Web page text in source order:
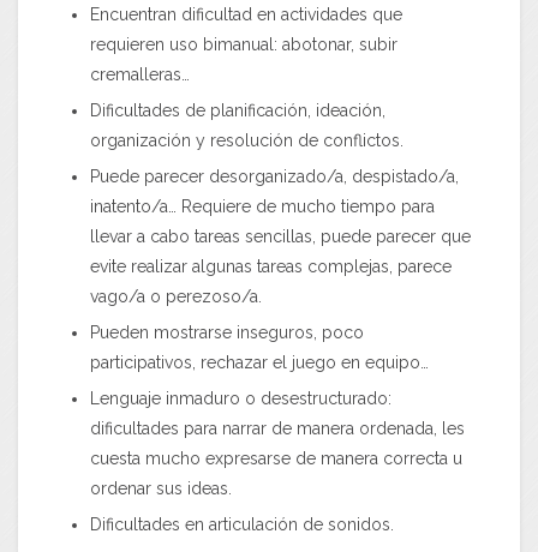
Encuentran dificultad en actividades que
requieren uso bimanual: abotonar, subir
cremalleras…
Dificultades de planificación, ideación,
organización y resolución de conflictos.
Puede parecer desorganizado/a, despistado/a,
inatento/a… Requiere de mucho tiempo para
llevar a cabo tareas sencillas, puede parecer que
evite realizar algunas tareas complejas, parece
vago/a o perezoso/a.
Pueden mostrarse inseguros, poco
participativos, rechazar el juego en equipo…
Lenguaje inmaduro o desestructurado:
dificultades para narrar de manera ordenada, les
cuesta mucho expresarse de manera correcta u
ordenar sus ideas.
Dificultades en articulación de sonidos.